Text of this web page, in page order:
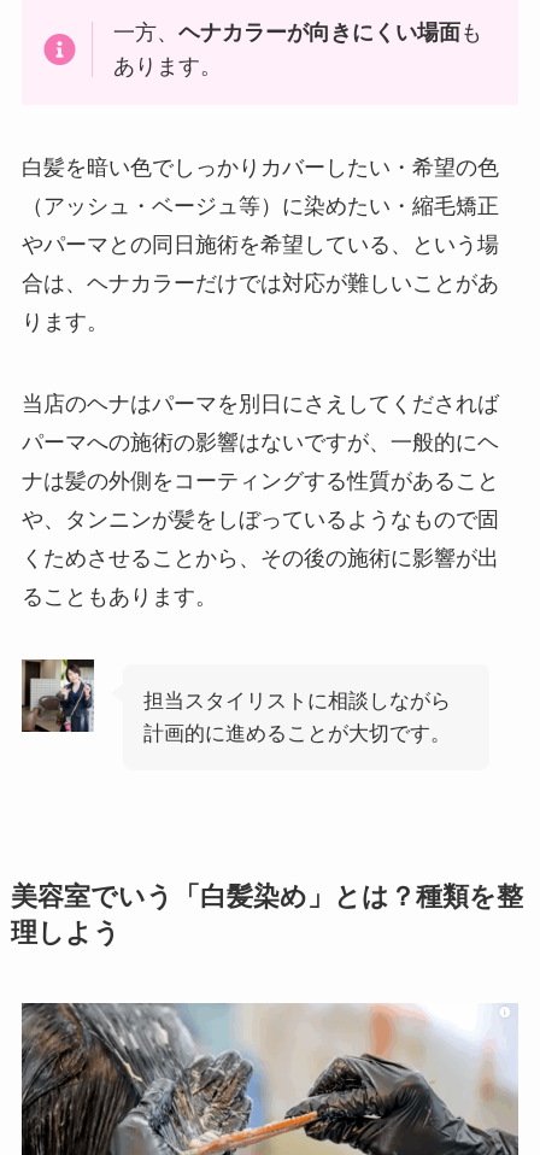
一方、ヘナカラーが向きにくい場面 も
あります。
白髪を暗い色でしっかりカバーしたい・希望の色
（アッシュ・ベージュ等）に染めたい・縮毛矯正
やパーマとの同日施術を希望している、という場
合は、ヘナカラーだけでは対応が難しいことがあ
ります。
当店のヘナはパーマを別日にさえしてくだされば
パーマへの施術の影響はないですが、一般的にヘ
ナは髪の外側をコーティングする性質があること
や、タンニンが髪をしぼっているようなもので固
くためさせることから、その後の施術に影響が出
ることもあります。
担当スタイリストに相談しながら
計画的に進めることが大切です。
美容室でいう「白髪染め」とは？種類を整
理しよう